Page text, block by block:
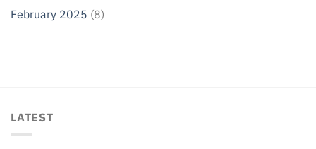
February 2025 (8)
LATEST